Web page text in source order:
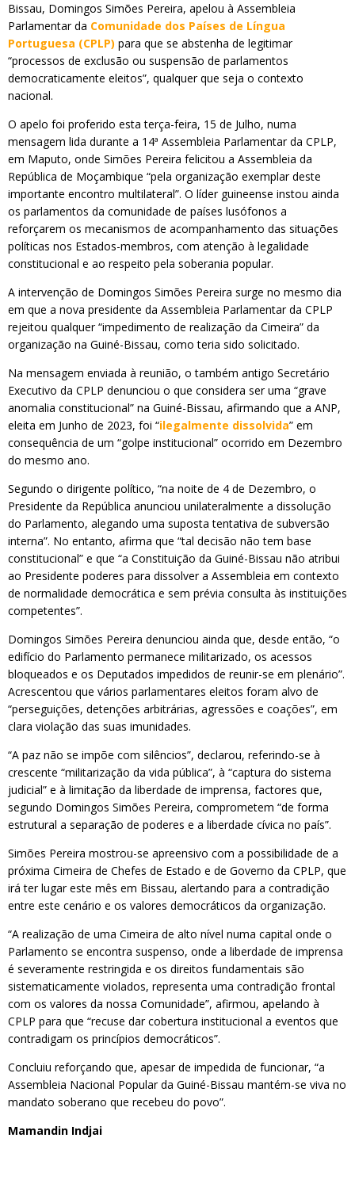
Bissau, Domingos Simões Pereira, apelou à Assembleia
Parlamentar da Comunidade dos Países de Língua
Portuguesa (CPLP) para que se abstenha de legitimar
“processos de exclusão ou suspensão de parlamentos
democraticamente eleitos”, qualquer que seja o contexto
nacional.
O apelo foi proferido esta terça-feira, 15 de Julho, numa
mensagem lida durante a 14ª Assembleia Parlamentar da CPLP,
em Maputo, onde Simões Pereira felicitou a Assembleia da
República de Moçambique “pela organização exemplar deste
importante encontro multilateral”. O líder guineense instou ainda
os parlamentos da comunidade de países lusófonos a
reforçarem os mecanismos de acompanhamento das situações
políticas nos Estados-membros, com atenção à legalidade
constitucional e ao respeito pela soberania popular.
A intervenção de Domingos Simões Pereira surge no mesmo dia
em que a nova presidente da Assembleia Parlamentar da CPLP
rejeitou qualquer “impedimento de realização da Cimeira” da
organização na Guiné-Bissau, como teria sido solicitado.
Na mensagem enviada à reunião, o também antigo Secretário
Executivo da CPLP denunciou o que considera ser uma “grave
anomalia constitucional” na Guiné-Bissau, afirmando que a ANP,
eleita em Junho de 2023, foi “ilegalmente dissolvida” em
consequência de um “golpe institucional” ocorrido em Dezembro
do mesmo ano.
Segundo o dirigente político, “na noite de 4 de Dezembro, o
Presidente da República anunciou unilateralmente a dissolução
do Parlamento, alegando uma suposta tentativa de subversão
interna”. No entanto, afirma que “tal decisão não tem base
constitucional” e que “a Constituição da Guiné-Bissau não atribui
ao Presidente poderes para dissolver a Assembleia em contexto
de normalidade democrática e sem prévia consulta às instituições
competentes”.
Domingos Simões Pereira denunciou ainda que, desde então, “o
edifício do Parlamento permanece militarizado, os acessos
bloqueados e os Deputados impedidos de reunir-se em plenário”.
Acrescentou que vários parlamentares eleitos foram alvo de
“perseguições, detenções arbitrárias, agressões e coações”, em
clara violação das suas imunidades.
“A paz não se impõe com silêncios”, declarou, referindo-se à
crescente “militarização da vida pública”, à “captura do sistema
judicial” e à limitação da liberdade de imprensa, factores que,
segundo Domingos Simões Pereira, comprometem “de forma
estrutural a separação de poderes e a liberdade cívica no país”.
Simões Pereira mostrou-se apreensivo com a possibilidade de a
próxima Cimeira de Chefes de Estado e de Governo da CPLP, que
irá ter lugar este mês em Bissau, alertando para a contradição
entre este cenário e os valores democráticos da organização.
“A realização de uma Cimeira de alto nível numa capital onde o
Parlamento se encontra suspenso, onde a liberdade de imprensa
é severamente restringida e os direitos fundamentais são
sistematicamente violados, representa uma contradição frontal
com os valores da nossa Comunidade”, afirmou, apelando à
CPLP para que “recuse dar cobertura institucional a eventos que
contradigam os princípios democráticos”.
Concluiu reforçando que, apesar de impedida de funcionar, “a
Assembleia Nacional Popular da Guiné-Bissau mantém-se viva no
mandato soberano que recebeu do povo”.
Mamandin Indjai